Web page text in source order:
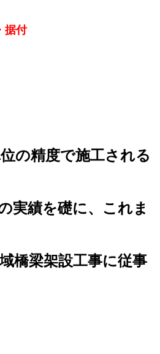
据付
の精度で施工される
実績を礎に、これま
橋梁架設工事に従事